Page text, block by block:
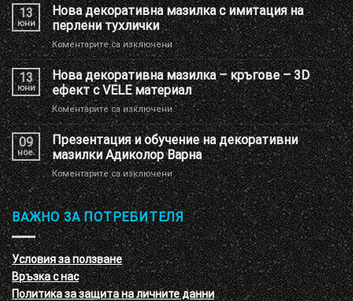
брандиране
на
Шоу
РУМ
Адиколор
13
юни
Нова декоративна мазилка с имитация на
перлени тухлички
Коментарите са изключениза
Нова
декоративна
мазилка
с
имитация
на
перлени
тухлички
13
юни
Нова декоративна мазилка – кръгове – 3D
ефект с VELE материал
Коментарите са изключениза
Нова
декоративна
мазилка
–
кръгове
–
3D
ефект
с
VELE
материал
09
ное.
Презентация и обучение на декоративни
мазилки Адиколор Варна
Коментарите са изключениза
Презентация
и
обучение
на
декоративни
мазилки
Адиколор
Варна
ВАЖНО ЗА ПОТРЕБИТЕЛЯ
Условия за ползване
Връзка с нас
Политика за защита на личните данни